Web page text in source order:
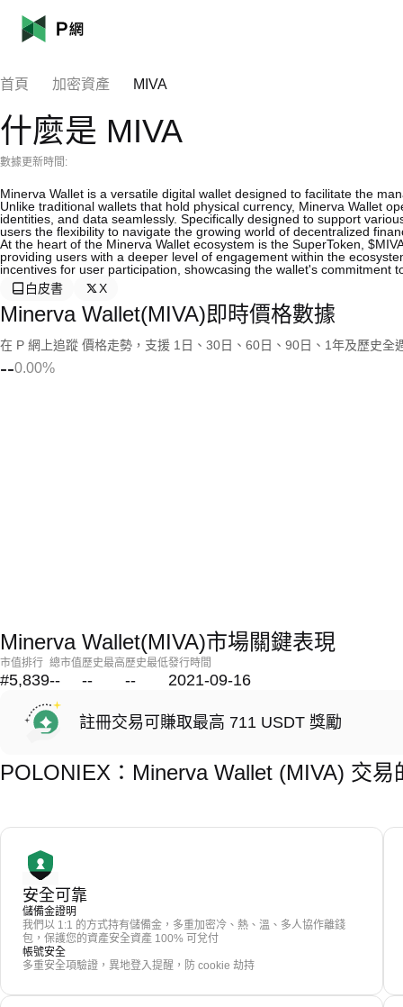
首頁 加密資產 MIVA
什麼是 MIVA
數據更新時間:
Minerva Wallet is a versatile digital wallet designed to facilitate the
Unlike traditional wallets that hold physical currency, Minerva Wallet
identities, and data seamlessly. Specifically designed to support
users the flexibility to navigate the growing world of decentralized
At the heart of the Minerva Wallet ecosystem is the SuperToken,
providing users with a deeper level of engagement within the
incentives for user participation, showcasing the wallet's commitment
白皮書
X
Minerva Wallet(MIVA)即時價格數據
在 P 網上追蹤 價格走勢，支援 1日、30日、60日、90日、1年及歷史全
--0.00%
Minerva Wallet(MIVA)市場關鍵表現
市值排行
#5,839
總市值
--
歷史最高
--
歷史最低
--
發行時間
2021-09-16
註冊交易可賺取最高 711 USDT 獎勵
POLONIEX：Minerva Wallet (MIVA) 交易
安全可靠
儲備金證明
我們以 1:1 的方式持有儲備金，多重加密冷、熱、溫、多人協作離錢
包，保護您的資產安全資產 100% 可兌付
帳號安全
多重安全項驗證，異地登入提醒，防 cookie 劫持